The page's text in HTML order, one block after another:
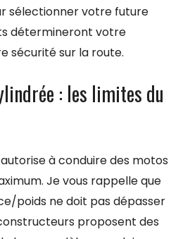
sélectionner votre future
détermineront votre
sécurité sur la route.
: les limites du
à conduire des motos
Je vous rappelle que
poids ne doit pas dépasser
proposent des